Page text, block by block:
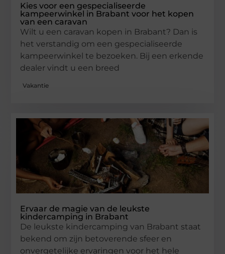
Kies voor een gespecialiseerde
kampeerwinkel in Brabant voor het kopen
van een caravan
Wilt u een caravan kopen in Brabant? Dan is
het verstandig om een gespecialiseerde
kampeerwinkel te bezoeken. Bij een erkende
dealer vindt u een breed
Vakantie
Ervaar de magie van de leukste
kindercamping in Brabant
De leukste kindercamping van Brabant staat
bekend om zijn betoverende sfeer en
onvergetelijke ervaringen voor het hele